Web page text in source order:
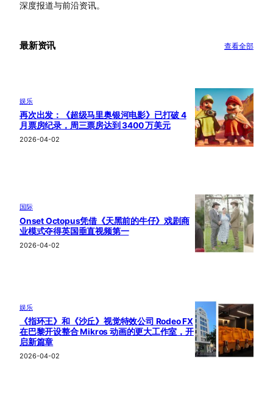
深度报道与前沿资讯。
最新资讯 查看全部
娱乐
再次出发：《超级马里奥银河电影》已打破 4
月票房纪录，周三票房达到 3400 万美元
2026-04-02
国际
Onset Octopus凭借《天黑前的牛仔》戏剧商
业模式夺得英国垂直视频第一
2026-04-02
娱乐
《指环王》和《沙丘》视觉特效公司 Rodeo FX
在巴黎开设整合 Mikros 动画的更大工作室，开
启新篇章
2026-04-02